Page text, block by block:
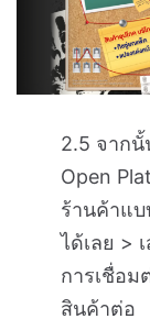
2.5 จาก
Open
ร้านค้าแ
ได้เลย >
การเชื่อ
สินค้าต่อ